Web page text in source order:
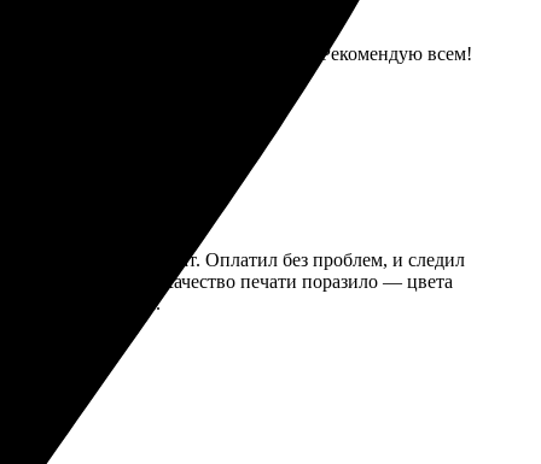
Рамка аккуратная, фото не размытое. Рекомендую всем!
нашел нужный формат. Оплатил без проблем, и следил
не повредилось. Качество печати поразило — цвета
результатом.